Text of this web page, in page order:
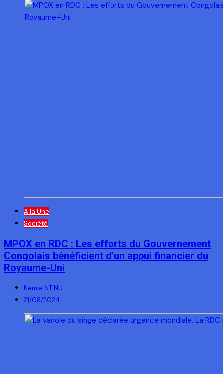
A la Une
Société
MPOX en RDC : Les efforts du Gouvernement
Congolais bénéficient d’un appui financier du
Royaume-Uni
Kemie NTINU
21/08/2024